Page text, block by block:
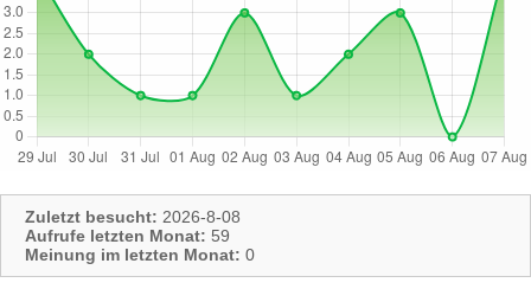
Zuletzt besucht: 2026-8-08
Aufrufe letzten Monat: 59
Meinung im letzten Monat: 0